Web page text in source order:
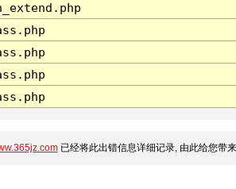
已经将此出错信息详细记录, 由此给您带